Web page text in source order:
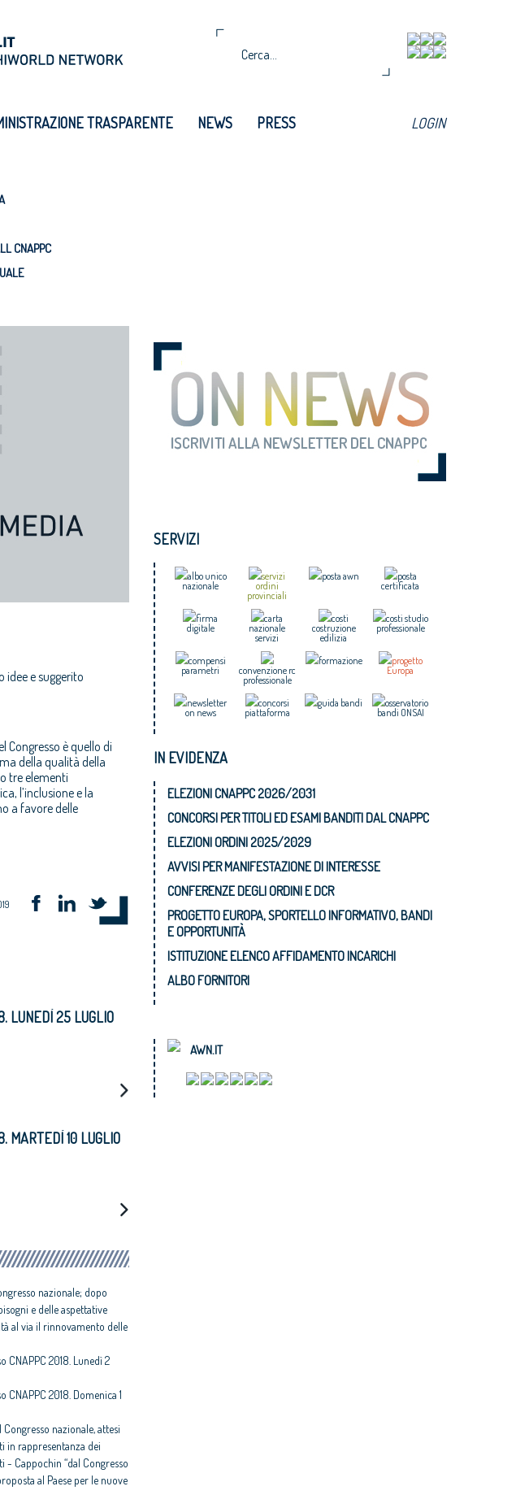
TRASPARENTE NEWS PRESS LOGIN
CNAPPC
idee e suggerito
Congresso è quello di
della qualità della
tre elementi
l’inclusione e la
a favore delle
LUNEDÌ 25 LUGLIO
MARTEDÌ 10 LUGLIO
nazionale; dopo
e delle aspettative
al via il rinnovamento delle
CNAPPC 2018. Lunedì 2
CNAPPC 2018. Domenica 1
nazionale, attesi
in rappresentanza dei
- Cappochin “dal Congresso
al Paese per le nuove
SERVIZI
albo unico
nazionale
servizi
ordini
provinciali
posta awn
posta
certificata
firma
digitale
carta
nazionale
servizi
costi
costruzione
edilizia
costi studio
professionale
compensi
parametri
convenzione rc
professionale
formazione
progetto
Europa
newsletter
on news
concorsi
piattaforma
guida bandi
osservatorio
bandi ONSAI
IN EVIDENZA
ELEZIONI CNAPPC 2026/2031
CONCORSI PER TITOLI ED ESAMI BANDITI DAL CNAPPC
ELEZIONI ORDINI 2025/2029
AVVISI PER MANIFESTAZIONE DI INTERESSE
CONFERENZE DEGLI ORDINI E DCR
PROGETTO EUROPA, SPORTELLO INFORMATIVO, BANDI
E OPPORTUNITÀ
ISTITUZIONE ELENCO AFFIDAMENTO INCARICHI
ALBO FORNITORI
AWN.IT